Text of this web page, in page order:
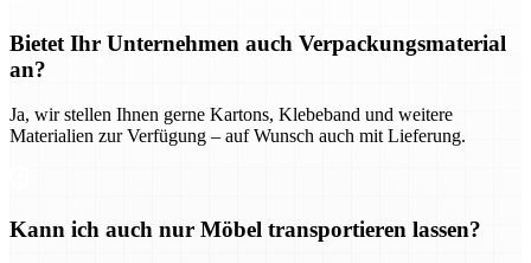
Bietet Ihr Unternehmen auch Verpackungsmaterial
an?
Ja, wir stellen Ihnen gerne Kartons, Klebeband und weitere
Materialien zur Verfügung – auf Wunsch auch mit Lieferung.
Kann ich auch nur Möbel transportieren lassen?